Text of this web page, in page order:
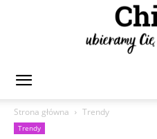
Strona główna
Trendy
Trendy